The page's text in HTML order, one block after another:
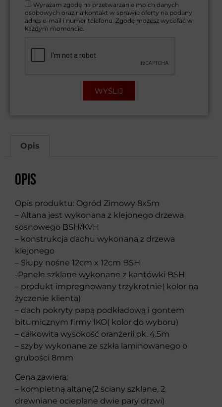
Wyrażam zgodę na przetwarzanie moich danych
osobowych oraz na kontakt w sprawie oferty na podany
adres e-mail i numer telefonu. Zgodę możesz wycofać w
każdym momencie.
WYŚLIJ
Opis
Opis
Opis produktu: Ogród Zimowy 8x5m
– Altana jest wykonana z klejonego drzewa
sosnowego BSH/KVH
– konstrukcja dachu wykonana z drzewa
klejonego
– Słupy nośne 12cm x 12cm BSH
-Panele szklane wykonane z kantówki BSH
– produkt impregnowany trzykrotnie( kolor na
życzenie klienta)
– dach pokryty papą podkładową i gontem
bitumicznym firmy IKO( kolor do wyboru)
– całkowita wysokość oranżerii ok. 4.5m
– szyby wykonane ze szkła laminowanego o
grubości 8mm
Cena zawiera:
– kompletną altanę(2 ściany szklane, 2
drewniane ocieplane dwie pary drzwi)